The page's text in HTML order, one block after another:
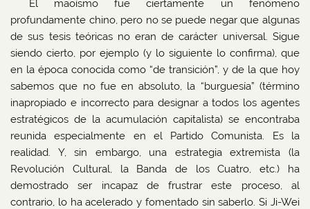
El maoísmo fue ciertamente un fenómeno
profundamente chino, pero no se puede negar que algunas
de sus tesis teóricas no eran de carácter universal. Sigue
siendo cierto, por ejemplo (y lo siguiente lo confirma), que
en la época conocida como “de transición”, y de la que hoy
sabemos que no fue en absoluto, la “burguesía” (término
inapropiado e incorrecto para designar a todos los agentes
estratégicos de la acumulación capitalista) se encontraba
reunida especialmente en el Partido Comunista. Es la
realidad. Y, sin embargo, una estrategia extremista (la
Revolución Cultural, la Banda de los Cuatro, etc.) ha
demostrado ser incapaz de frustrar este proceso, al
contrario, lo ha acelerado y fomentado sin saberlo. Si Ji-Wei